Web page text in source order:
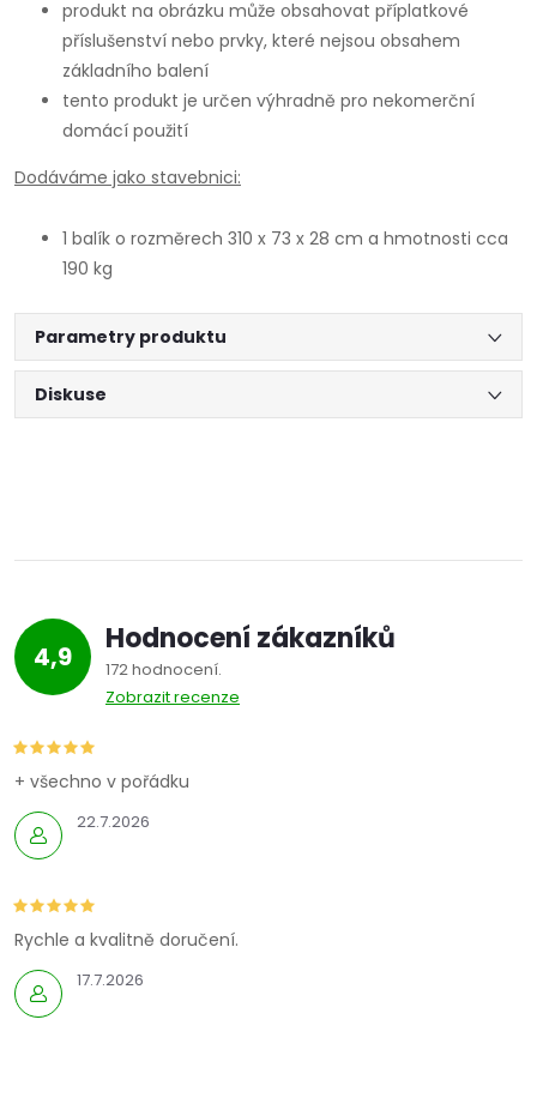
produkt na obrázku může obsahovat příplatkové
příslušenství nebo prvky, které nejsou obsahem
základního balení
tento produkt je určen výhradně pro nekomerční
domácí použití
Dodáváme jako stavebnici:
1 balík o rozměrech 310 x 73 x 28 cm a hmotnosti cca
190 kg
Parametry produktu
Diskuse
4,9 Hodnocení zákazníků
172 hodnocení
Zobrazit recenze
22.7.2026
+ všechno v pořádku
17.7.2026
Rychle a kvalitně doručení.